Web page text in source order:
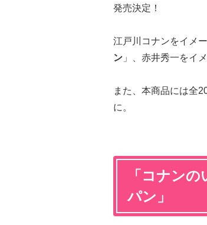
発売決定！
江戸川コナンをイメ
ン 」、赤井秀一をイ
また、本商品には全
に。
「コナン
パン」